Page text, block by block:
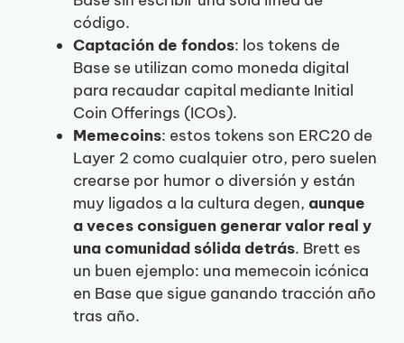
código.
Captación de fondos: los tokens de
Base se utilizan como moneda digital
para recaudar capital mediante Initial
Coin Offerings (ICOs).
Memecoins: estos tokens son ERC20 de
Layer 2 como cualquier otro, pero suelen
crearse por humor o diversión y están
muy ligados a la cultura degen, aunque
a veces consiguen generar valor real y
una comunidad sólida detrás. Brett es
un buen ejemplo: una memecoin icónica
en Base que sigue ganando tracción año
tras año.